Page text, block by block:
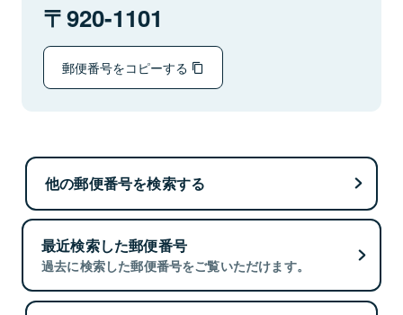
920-1101
郵便番号をコピーする
他の郵便番号を検索する
最近検索した郵便番号
過去に検索した郵便番号をご覧いただけます。